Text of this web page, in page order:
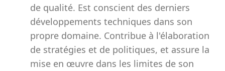
de qualité. Est conscient des derniers
développements techniques dans son
propre domaine. Contribue à l'élaboration
de stratégies et de politiques, et assure la
mise en œuvre dans les limites de son